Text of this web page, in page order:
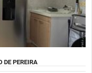
DE PEREIRA